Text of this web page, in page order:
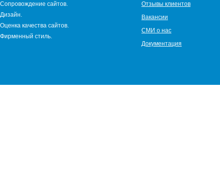
Сопровождение сайтов.
Дизайн.
Оценка качества сайтов.
Фирменный стиль.
Отзывы клиентов
Вакансии
СМИ о нас
Документация